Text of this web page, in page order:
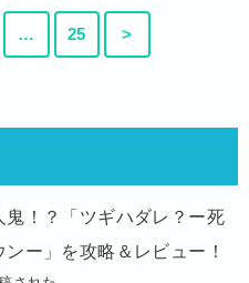
… 25 >
鬼！？「ツギハダレ？ー死
ー」を攻略＆レビュー！